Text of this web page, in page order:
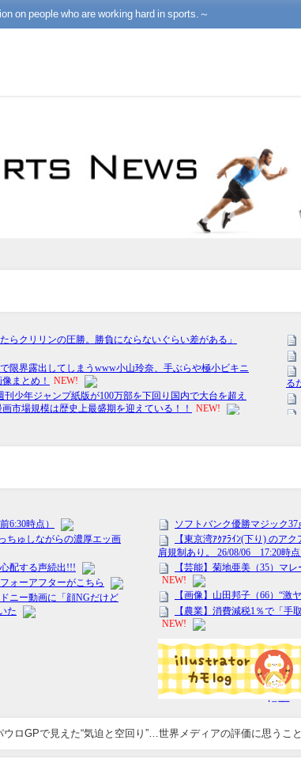
on people who are working hard in sports.～
ウロGPで見えた“気迫と空回り”…世界メディアの評価に思うこと